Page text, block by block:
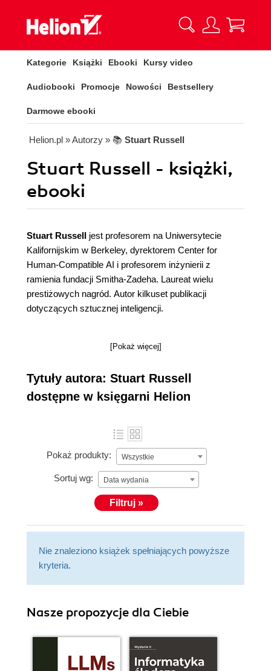
Kategorie Książki Ebooki Kursy video
Audiobooki Promocje Nowości Bestsellery
Darmowe ebooki
Helion.pl » Autorzy » 📚 Stuart Russell
Stuart Russell - książki,
ebooki
Stuart Russell jest profesorem na Uniwersytecie
Kalifornijskim w Berkeley, dyrektorem Center for
Human-Compatible AI i profesorem inżynierii z
ramienia fundacji Smitha-Zadeha. Laureat wielu
prestiżowych nagród. Autor kilkuset publikacji
dotyczących sztucznej inteligencji.
[Pokaż więcej]
Tytuły autora: Stuart Russell
dostępne w księgarni Helion
Pokaż produkty: Wszystkie
Sortuj wg: Data wydania
Filtruj »
Nie znaleziono książek spełniających powyższe
kryteria.
Nasze propozycje dla Ciebie